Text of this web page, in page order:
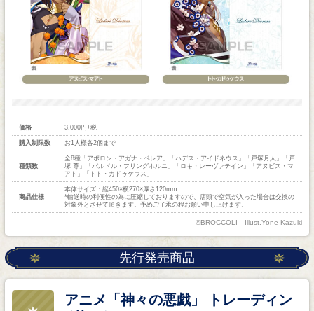
価格 3,000円+税
購入制限数 お1人様各2個まで
種類数
全8種「アポロン・アガナ・ベレア」「ハデス・アイドネウス」「戸塚月人」「戸
塚 尊」「バルドル・フリングホルニ」「ロキ・レーヴァテイン」「アヌビス・マ
アト」「トト・カドゥケウス」
商品仕様
本体サイズ：縦450×横270×厚さ120mm
*輸送時の利便性の為に圧縮しておりますので、店頭で空気が入った場合は交換の
対象外とさせて頂きます。予めご了承の程お願い申し上げます。
©BROCCOLI Illust.Yone Kazuki
先行発売商品
アニメ「神々の悪戯」 トレーディン